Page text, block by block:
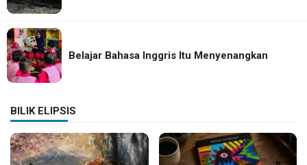
Belajar Bahasa Inggris Itu Menyenangkan
BILIK ELIPSIS